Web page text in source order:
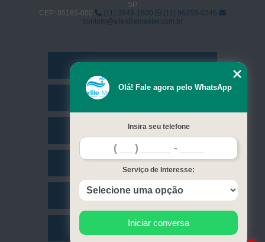
SP
CEP: 05185-000
(11) 3948-1600
(11) 96358-0246
contato@sltextilemaster.com.br
Missão
Contato
Mapa do site
Olá! Fale agora pelo WhatsApp
Insira seu telefone
Serviço de Interesse:
Iniciar conversa